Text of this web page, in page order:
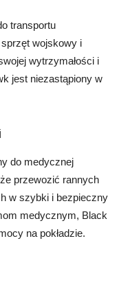
transportu
wojskowy i
wytrzymałości i
jest niezastąpiony w
do medycznej
przewozić rannych
w szybki i bezpieczny
medycznym, Black
na pokładzie.